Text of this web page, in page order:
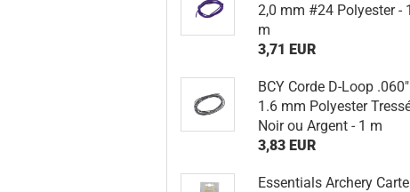
2,0 mm #24 Polyester - 1
m
3,71 EUR
BCY Corde D-Loop
1.6 mm Polyester
Noir ou Argent - 1 m
3,83 EUR
Essentials Archery Carte